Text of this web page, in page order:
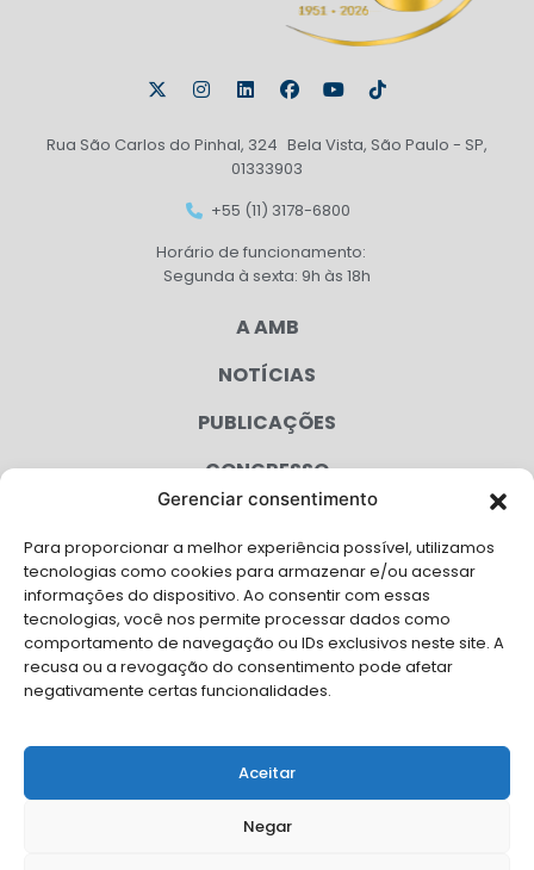
Gerenciar consentimento
Para proporcionar a melhor experiência possível, utilizamos
tecnologias como cookies para armazenar e/ou acessar
informações do dispositivo. Ao consentir com essas
tecnologias, você nos permite processar dados como
comportamento de navegação ou IDs exclusivos neste site. A
recusa ou a revogação do consentimento pode afetar
negativamente certas funcionalidades.
Aceitar
Negar
Rua São Carlos do Pinhal, 324 Bela Vista, São Paulo - SP,
01333903
+55 (11) 3178-6800
Horário de funcionamento:
Segunda à sexta: 9h às 18h
A AMB
NOTÍCIAS
PUBLICAÇÕES
CONGRESSO
CAMPANHAS
SERVIÇOS
FILIADAS
FALE CONOSCO
Solicite Apoio Institucional da AMB para o seu evento